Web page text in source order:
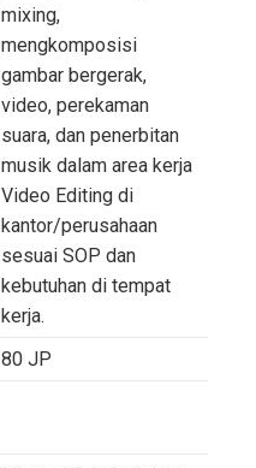
mixing,
mengkomposisi
gambar bergerak,
video, perekaman
suara, dan penerbitan
musik dalam area kerja
Video Editing di
kantor/perusahaan
sesuai SOP dan
kebutuhan di tempat
kerja.
80 JP